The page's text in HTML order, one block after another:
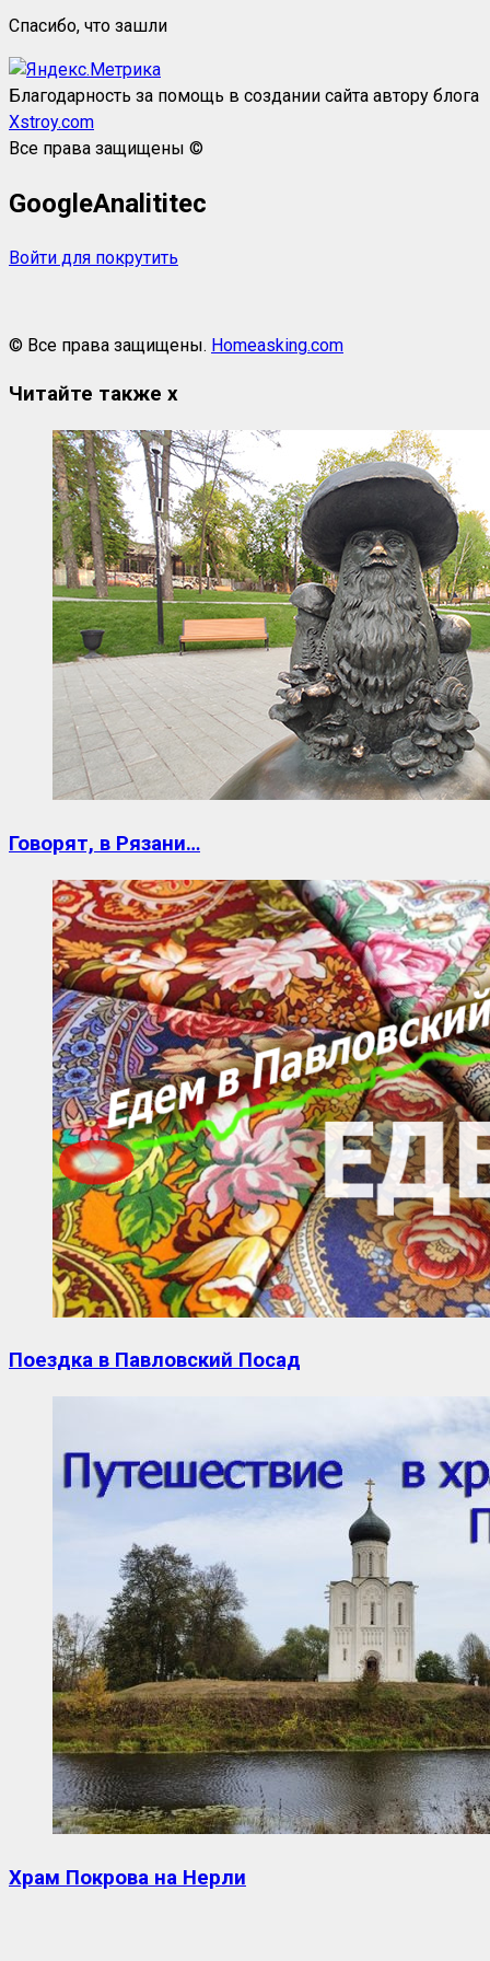
Спасибо, что зашли
Благодарность за помощь в создании сайта автору блога
Xstroy.com
Все права защищены ©
GoogleAnalititec
Войти для покрутить
© Все права защищены. Homeasking.com
Читайте также x
Говорят, в Рязани…
Поездка в Павловский Посад
Храм Покрова на Нерли